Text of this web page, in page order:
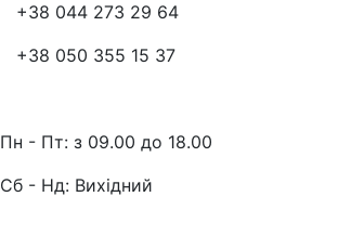
+38 044 273 29 64
+38 050 355 15 37
Пн - Пт: з 09.00 до 18.00
Cб - Нд: Вихідний